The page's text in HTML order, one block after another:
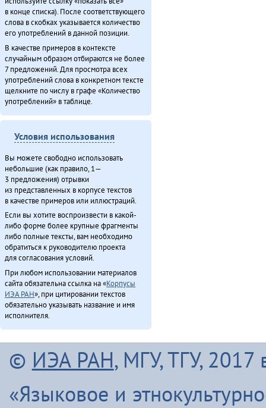
в конце списка). После соответствующего
слова в скобках указывается количество
его употреблений в данной позиции.
В качестве примеров в контексте
случайным образом отбираются не более
7 предложений. Для просмотра всех
употреблений слова в конкретном тексте
щелкните по числу в графе «Количество
употреблений» в таблице.
Условия использования
Вы можете свободно использовать
небольшие (как правило, 1—
3 предложения) отрывки
из представленных в корпусе текстов
в качестве примеров или иллюстраций.
Если вы хотите воспроизвести в какой-
либо форме более крупные фрагменты
либо полные тексты, вам необходимо
обратиться к руководителю проекта
для согласования условий.
При любом использовании материалов
сайта обязательна ссылка на «Корпусы
ИЭА РАН», при цитировании текстов
обязательно указывать название и имя
исполнителя.
© ИЭА РАН, МГУ, ТГУ, 2017
«Языковое и